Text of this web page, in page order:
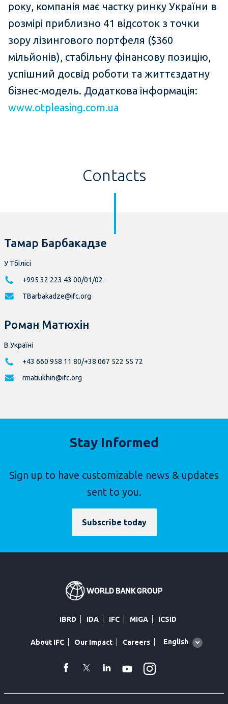
року, компанія має частку ринку України в
розмірі приблизно 41 відсоток з точки
зору лізингового портфеля ($360
мільйонів), стабільну фінансову позицію,
успішний досвід роботи та життєздатну
бізнес-модель. Додаткова інформація:
www.otpleasing.com.ua
Contacts
Тамар Барбакадзе
У Тбілісі
+995 32 223 43 00/01/02
TBarbakadze@ifc.org
Роман Матюхін
В Україні
+43 660 958 11 80/+38 067 522 55 72
rmatiukhin@ifc.org
Stay Informed
Sign up to have customizable news & updates
sent to you.
Subscribe today
IBRD IDA IFC MIGA ICSID
About IFC Our Impact Careers
Global
English
facebook
TwitterLinkedin
Youtube